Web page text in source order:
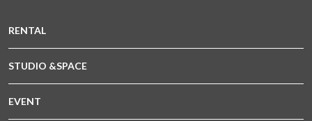
RENTAL
STUDIO &SPACE
EVENT